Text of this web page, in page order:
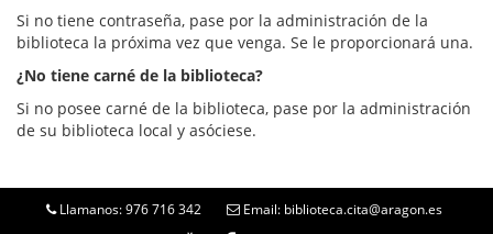
Si no tiene contraseña, pase por la administración de la
biblioteca la próxima vez que venga. Se le proporcionará una.
¿No tiene carné de la biblioteca?
Si no posee carné de la biblioteca, pase por la administración
de su biblioteca local y asóciese.
Llamanos: 976 716 342 Email: biblioteca.cita@aragon.es